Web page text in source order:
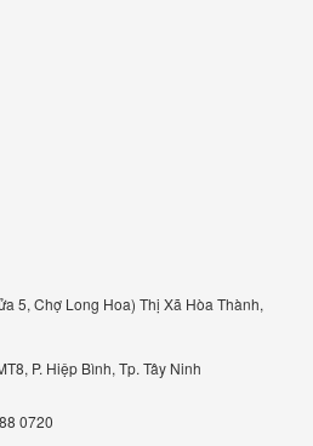
5, Chợ Long Hoa) Thị Xã Hòa Thành,
P. Hiệp Bình, Tp. Tây Ninh
0720